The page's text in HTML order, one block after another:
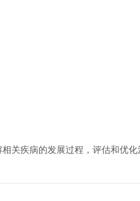
疾病的发展过程，评估和优化